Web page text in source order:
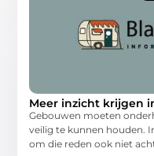
Meer inzicht krijgen
Gebouwen moeten
veilig te kunnen houden.
om die reden ook niet